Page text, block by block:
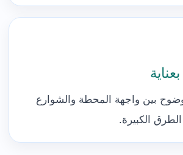
بين واجهة المحطة والشوارع
الكبيرة.